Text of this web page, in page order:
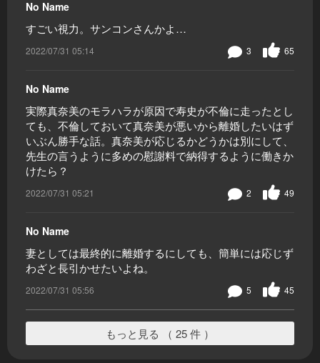
No Name
すごい視力。サンコンさんかよ…
2022/07/31 05:14 65
3
No Name
実際真奈美のモラハラが原因で寿史が不倫に走ったとし
ても、不倫しておいて真奈美が悪いから離婚したいはず
いぶん勝手な話。真奈美が応じるかどうかは別にして、
先生の言うように多めの慰謝料で納得するように働きか
けたら？
2022/07/31 05:21 49
2
No Name
妻としては最終的に離婚するにしても、簡単には応じず
わざと長引かせたいよね。
2022/07/31 05:56 45
5
もっと見る （ 25 件 ）